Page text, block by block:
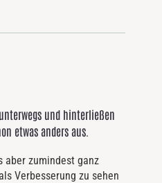
und hinterließen
etwas anders aus.
aber zumindest ganz
Verbesserung zu sehen